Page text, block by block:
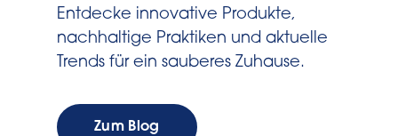
Entdecke innovative Produkte,
nachhaltige Praktiken und aktuelle
Trends für ein sauberes Zuhause.
Zum Blog